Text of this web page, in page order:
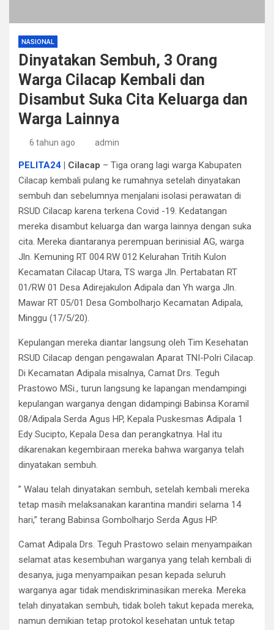
NASIONAL
Dinyatakan Sembuh, 3 Orang
Warga Cilacap Kembali dan
Disambut Suka Cita Keluarga dan
Warga Lainnya
6 tahun ago admin
PELITA24 | Cilacap – Tiga orang lagi warga Kabupaten
Cilacap kembali pulang ke rumahnya setelah dinyatakan
sembuh dan sebelumnya menjalani isolasi perawatan di
RSUD Cilacap karena terkena Covid -19. Kedatangan
mereka disambut keluarga dan warga lainnya dengan suka
cita. Mereka diantaranya perempuan berinisial AG, warga
Jln. Kemuning RT 004 RW 012 Kelurahan Tritih Kulon
Kecamatan Cilacap Utara, TS warga Jln. Pertabatan RT
01/RW 01 Desa Adirejakulon Adipala dan Yh warga Jln.
Mawar RT 05/01 Desa Gombolharjo Kecamatan Adipala,
Minggu (17/5/20).
Kepulangan mereka diantar langsung oleh Tim Kesehatan
RSUD Cilacap dengan pengawalan Aparat TNI-Polri Cilacap.
Di Kecamatan Adipala misalnya, Camat Drs. Teguh
Prastowo MSi., turun langsung ke lapangan mendampingi
kepulangan warganya dengan didampingi Babinsa Koramil
08/Adipala Serda Agus HP, Kepala Puskesmas Adipala 1
Edy Sucipto, Kepala Desa dan perangkatnya. Hal itu
dikarenakan kegembiraan mereka bahwa warganya telah
dinyatakan sembuh.
” Walau telah dinyatakan sembuh, setelah kembali mereka
tetap masih melaksanakan karantina mandiri selama 14
hari,” terang Babinsa Gombolharjo Serda Agus HP.
Camat Adipala Drs. Teguh Prastowo selain menyampaikan
selamat atas kesembuhan warganya yang telah kembali di
desanya, juga menyampaikan pesan kepada seluruh
warganya agar tidak mendiskriminasikan mereka. Mereka
telah dinyatakan sembuh, tidak boleh takut kepada mereka,
namun demikian tetap protokol kesehatan untuk tetap